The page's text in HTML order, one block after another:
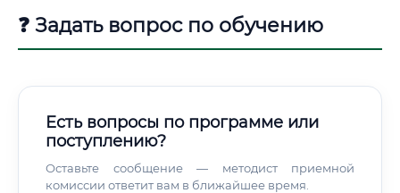
❓ Задать вопрос по обучению
Есть вопросы по программе или
поступлению?
Оставьте сообщение — методист приемной
комиссии ответит вам в ближайшее время.